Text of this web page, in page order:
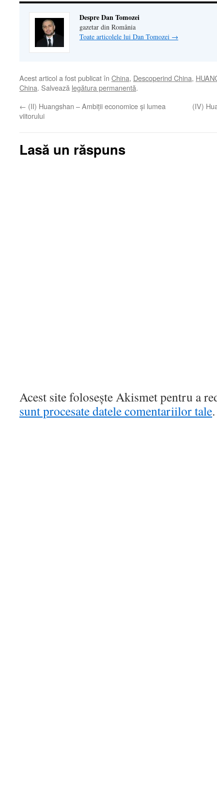
Despre Dan Tomozei
gazetar din România
Toate articolele lui Dan Tomozei →
Acest articol a fost publicat în China, Descoperind China,
China. Salvează legătura permanentă.
← (II) Huangshan – Ambiții economice și lumea
viitorului
(IV)
Lasă un răspuns
Acest site folosește Akismet pentru a
sunt procesate datele comentariilor tale.